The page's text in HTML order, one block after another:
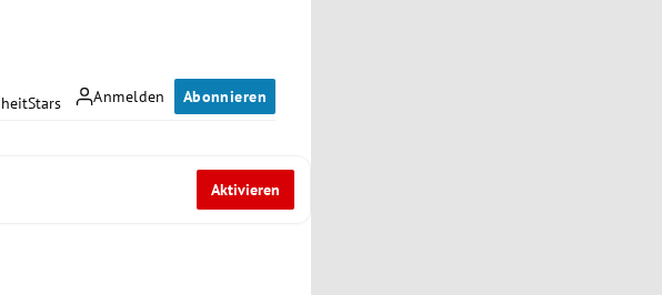
Anmelden Abonnieren
Stars
Aktivieren